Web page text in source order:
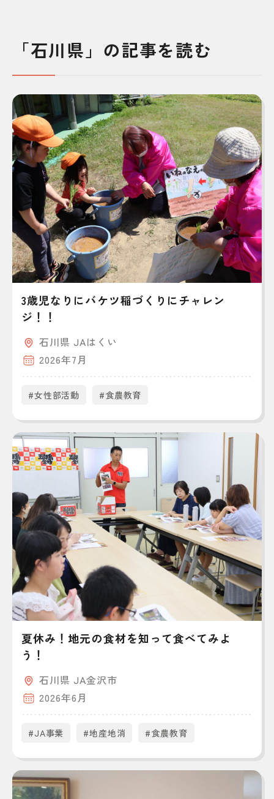
「石川県」の記事を読む
3歳児なりにバケツ稲づくりにチャレン
ジ！！
石川県 JAはくい
2026年7月
#女性部活動 #食農教育
夏休み！地元の食材を知って食べてみよ
う！
石川県 JA金沢市
2026年6月
#JA事業 #地産地消 #食農教育